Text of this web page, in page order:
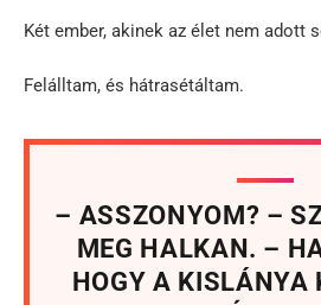
Két ember, akinek az élet nem adott
Felálltam, és hátrasétáltam.
– ASSZONYOM? –
MEG HALKAN. –
HOGY A KISLÁNYA